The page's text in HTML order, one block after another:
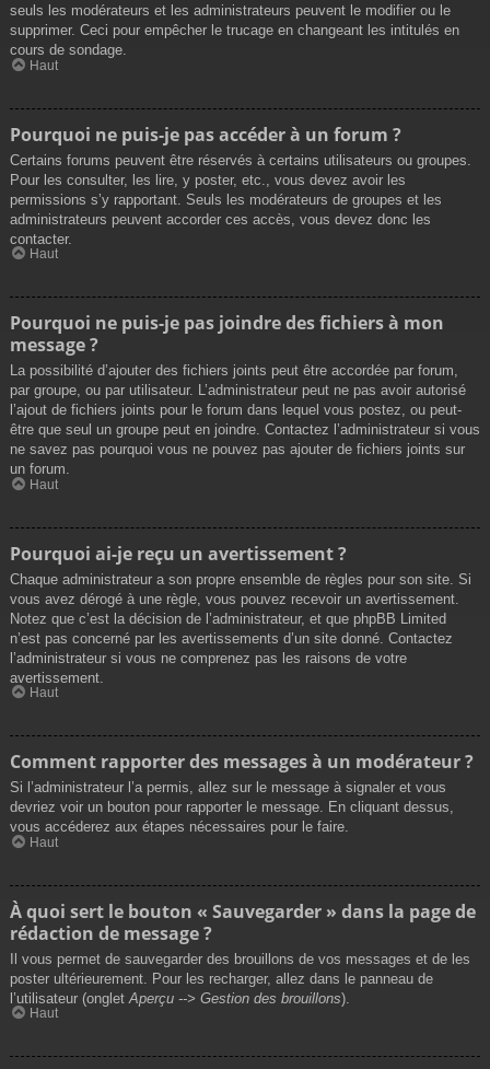
seuls les modérateurs et les administrateurs peuvent le modifier ou le
supprimer. Ceci pour empêcher le trucage en changeant les intitulés en
cours de sondage.
Haut
Pourquoi ne puis-je pas accéder à un forum ?
Certains forums peuvent être réservés à certains utilisateurs ou groupes.
Pour les consulter, les lire, y poster, etc., vous devez avoir les
permissions s’y rapportant. Seuls les modérateurs de groupes et les
administrateurs peuvent accorder ces accès, vous devez donc les
contacter.
Haut
Pourquoi ne puis-je pas joindre des fichiers à mon
message ?
La possibilité d’ajouter des fichiers joints peut être accordée par forum,
par groupe, ou par utilisateur. L’administrateur peut ne pas avoir autorisé
l’ajout de fichiers joints pour le forum dans lequel vous postez, ou peut-
être que seul un groupe peut en joindre. Contactez l’administrateur si vous
ne savez pas pourquoi vous ne pouvez pas ajouter de fichiers joints sur
un forum.
Haut
Pourquoi ai-je reçu un avertissement ?
Chaque administrateur a son propre ensemble de règles pour son site. Si
vous avez dérogé à une règle, vous pouvez recevoir un avertissement.
Notez que c’est la décision de l’administrateur, et que phpBB Limited
n’est pas concerné par les avertissements d’un site donné. Contactez
l’administrateur si vous ne comprenez pas les raisons de votre
avertissement.
Haut
Comment rapporter des messages à un modérateur ?
Si l’administrateur l’a permis, allez sur le message à signaler et vous
devriez voir un bouton pour rapporter le message. En cliquant dessus,
vous accéderez aux étapes nécessaires pour le faire.
Haut
À quoi sert le bouton « Sauvegarder » dans la page de
rédaction de message ?
Il vous permet de sauvegarder des brouillons de vos messages et de les
poster ultérieurement. Pour les recharger, allez dans le panneau de
l’utilisateur (onglet Aperçu --> Gestion des brouillons).
Haut